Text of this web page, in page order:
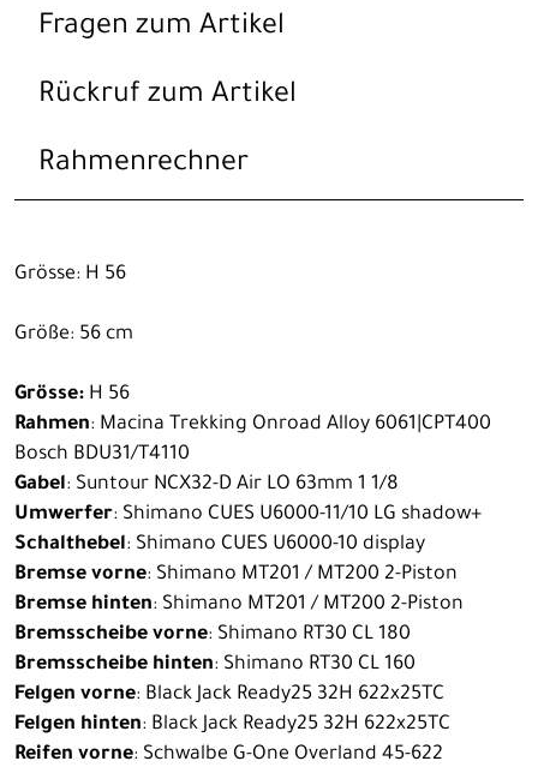
Fragen zum Artikel
Rückruf zum Artikel
Rahmenrechner
Grösse: H 56
Größe: 56 cm
Grösse: H 56
Rahmen: Macina Trekking Onroad Alloy 6061|CPT400
Bosch BDU31/T4110
Gabel: Suntour NCX32-D Air LO 63mm 1 1/8
Umwerfer: Shimano CUES U6000-11/10 LG shadow+
Schalthebel: Shimano CUES U6000-10 display
Bremse vorne: Shimano MT201 / MT200 2-Piston
Bremse hinten: Shimano MT201 / MT200 2-Piston
Bremsscheibe vorne: Shimano RT30 CL 180
Bremsscheibe hinten: Shimano RT30 CL 160
Felgen vorne: Black Jack Ready25 32H 622x25TC
Felgen hinten: Black Jack Ready25 32H 622x25TC
Reifen vorne: Schwalbe G-One Overland 45-622